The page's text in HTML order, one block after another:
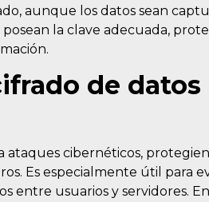
aunque los datos sean
la clave adecuada,
de datos
ataques cibernéticos,
Es especialmente útil para
entre usuarios y servidores.